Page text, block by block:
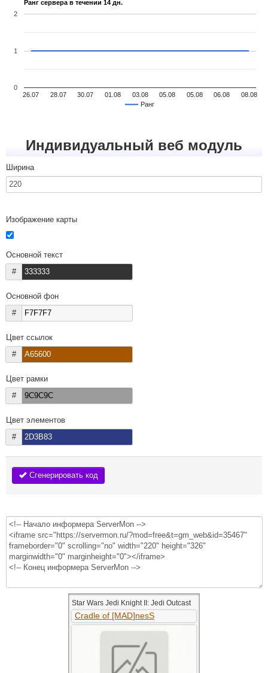
Ранг сервера в течении 14 дн.
Ранг
26.07 28.07 30.07 01.08 03.08 05.08 05.08 06.08 08.08
0
1
2
Индивидуальный веб модуль
Ширина
Изображение карты
Основной текст
#
Основной фон
#
Цвет ссылок
#
Цвет рамки
#
Цвет элементов
#
Сгенерировать код